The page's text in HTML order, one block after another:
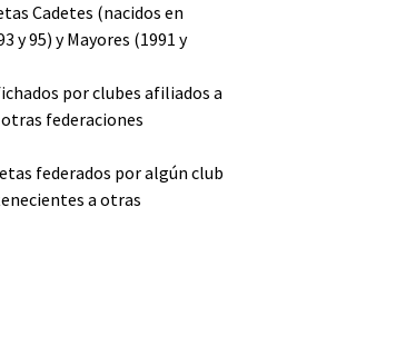
Cadetes (nacidos en
y 95) y Mayores (1991 y
por clubes afiliados a
federaciones
federados por algún club
a otras